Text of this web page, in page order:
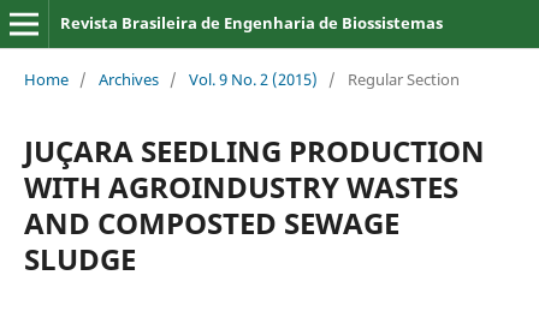
Revista Brasileira de Engenharia de Biossistemas
Home / Archives / Vol. 9 No. 2 (2015) / Regular Section
JUÇARA SEEDLING PRODUCTION
WITH AGROINDUSTRY WASTES
AND COMPOSTED SEWAGE
SLUDGE